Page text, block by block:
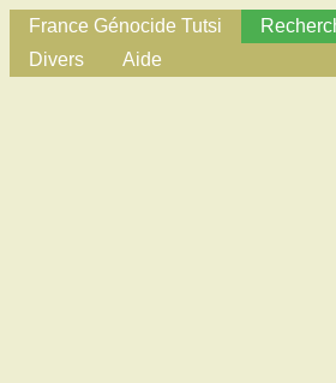
France Génocide Tutsi
Divers
Aide